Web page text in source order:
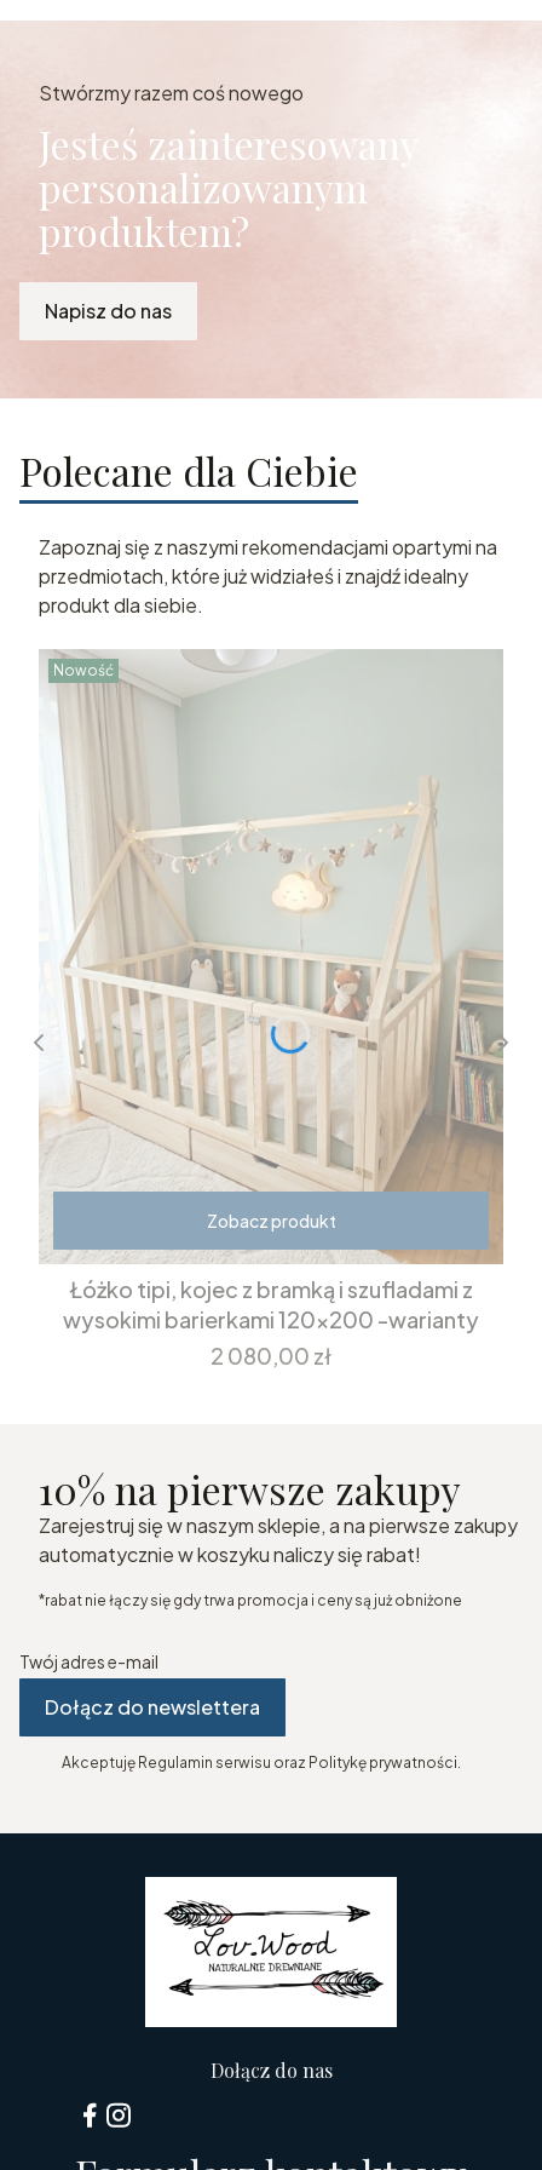
Stwórzmy razem coś nowego
Jesteś zainteresowany
personalizowanym
produktem?
Napisz do nas
Polecane dla Ciebie
Zapoznaj się z naszymi rekomendacjami opartymi na
przedmiotach, które już widziałeś i znajdź idealny
produkt dla siebie.
Nowość
Zobacz produkt
Łóżko tipi, kojec z bramką i szufladami z
wysokimi barierkami 120x200 -warianty
Cena
2 080,00 zł
10% na pierwsze zakupy
Zarejestruj się w naszym sklepie, a na pierwsze zakupy
automatycznie w koszyku naliczy się rabat!
*rabat nie łączy się gdy trwa promocja i ceny są już obniżone
Twój adres e-mail
Dołącz do newslettera
Akceptuję Regulamin serwisu oraz Politykę prywatności.
Dołącz do nas